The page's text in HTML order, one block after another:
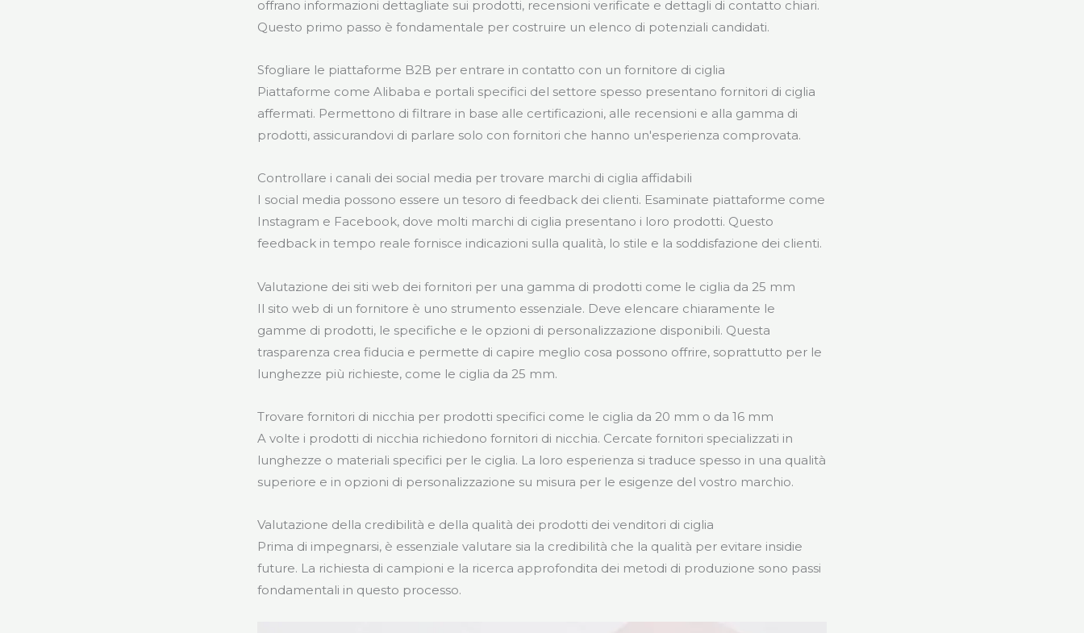
offrano informazioni dettagliate sui prodotti, recensioni verificate e dettagli di contatto chiari.
Questo primo passo è fondamentale per costruire un elenco di potenziali candidati.
Sfogliare le piattaforme B2B per entrare in contatto con un fornitore di ciglia
Piattaforme come Alibaba e portali specifici del settore spesso presentano fornitori di ciglia
affermati. Permettono di filtrare in base alle certificazioni, alle recensioni e alla gamma di
prodotti, assicurandovi di parlare solo con fornitori che hanno un'esperienza comprovata.
Controllare i canali dei social media per trovare marchi di ciglia affidabili
I social media possono essere un tesoro di feedback dei clienti. Esaminate piattaforme come
Instagram e Facebook, dove molti marchi di ciglia presentano i loro prodotti. Questo
feedback in tempo reale fornisce indicazioni sulla qualità, lo stile e la soddisfazione dei clienti.
Valutazione dei siti web dei fornitori per una gamma di prodotti come le ciglia da 25 mm
Il sito web di un fornitore è uno strumento essenziale. Deve elencare chiaramente le
gamme di prodotti, le specifiche e le opzioni di personalizzazione disponibili. Questa
trasparenza crea fiducia e permette di capire meglio cosa possono offrire, soprattutto per le
lunghezze più richieste, come le ciglia da 25 mm.
Trovare fornitori di nicchia per prodotti specifici come le ciglia da 20 mm o da 16 mm
A volte i prodotti di nicchia richiedono fornitori di nicchia. Cercate fornitori specializzati in
lunghezze o materiali specifici per le ciglia. La loro esperienza si traduce spesso in una qualità
superiore e in opzioni di personalizzazione su misura per le esigenze del vostro marchio.
Valutazione della credibilità e della qualità dei prodotti dei venditori di ciglia
Prima di impegnarsi, è essenziale valutare sia la credibilità che la qualità per evitare insidie
future. La richiesta di campioni e la ricerca approfondita dei metodi di produzione sono passi
fondamentali in questo processo.